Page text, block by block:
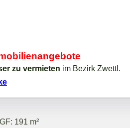
zu vermieten im Bezirk Zwettl.
191 m²